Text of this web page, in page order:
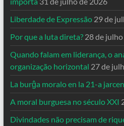
Liberdade de Expressão 29 de
Por que a luta direta? 28 de
Quando falam em liderança, o
organização horizontal 27 de
La burĝa moralo en la 21-a
A moral burguesa no século XXI
Divindades não precisam de